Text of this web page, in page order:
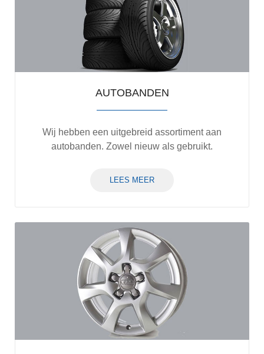
AUTOBANDEN
Wij hebben een uitgebreid assortiment aan
autobanden. Zowel nieuw als gebruikt.
LEES MEER